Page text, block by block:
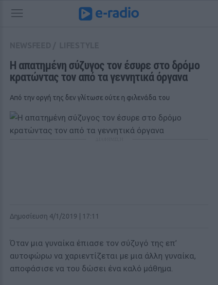
Η απατημένη σύζυγος τον έσυρε στο δρόμο
κρατώντας τον από τα γεννητικά όργανα
Από την οργή της δεν γλίτωσε ούτε η φιλενάδα του
Δημοσίευση 4/1/2019 | 17:11
Όταν μια γυναίκα έπιασε τον σύζυγό της επ’
αυτοφώρω να χαριεντίζεται με μια άλλη γυναίκα,
αποφάσισε να του δώσει ένα καλό μάθημα.